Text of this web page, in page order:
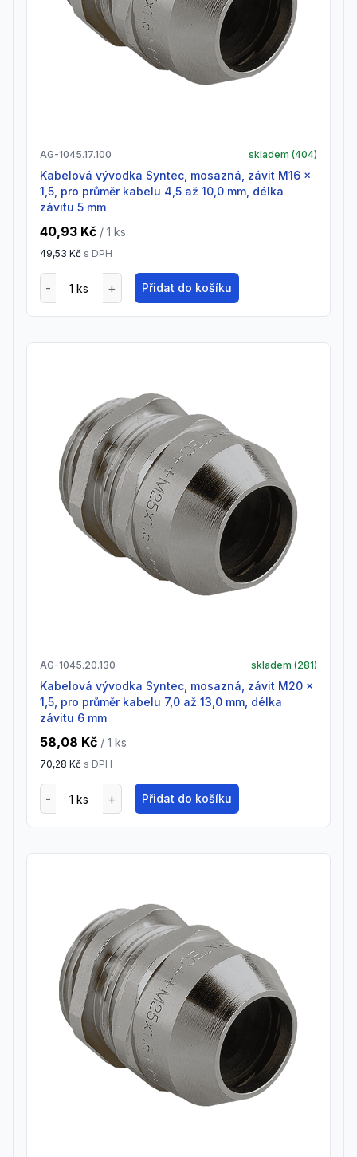
AG-1045.17.100 skladem (404)
Kabelová vývodka Syntec, mosazná, závit M16 x
1,5, pro průměr kabelu 4,5 až 10,0 mm, délka
závitu 5 mm
40,93 Kč / 1 ks
49,53 Kč s DPH
Přidat do košíku
AG-1045.20.130 skladem (281)
Kabelová vývodka Syntec, mosazná, závit M20 x
1,5, pro průměr kabelu 7,0 až 13,0 mm, délka
závitu 6 mm
58,08 Kč / 1 ks
70,28 Kč s DPH
Přidat do košíku